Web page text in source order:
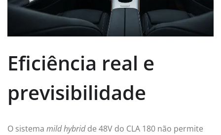
Eficiência real e
previsibilidade
O sistema mild hybridde 48V do CLA 180 não permite